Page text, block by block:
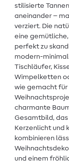
stilisierte
aneinander –
verziert. Die
eine
perfekt zu
modern-
Tischläufer,
Wimpelketten
wie gemacht
charmante
Gesamtbild,
Kerzenlicht und
kombinieren
und einem